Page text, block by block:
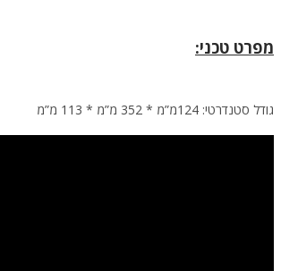
מ”מ * 113 מ”מ